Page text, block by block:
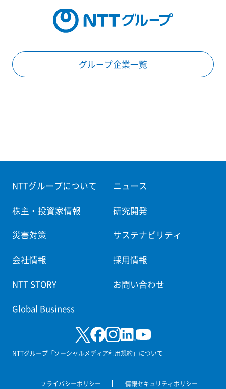
グループ企業一覧
NTTグループについて ニュース
株主・投資家情報 研究開発
災害対策 サステナビリティ
会社情報 採用情報
NTT STORY お問い合わせ
Global Business
NTTグループ「ソーシャルメディア利用規約」について
プライバシーポリシー 情報セキュリティポリシー